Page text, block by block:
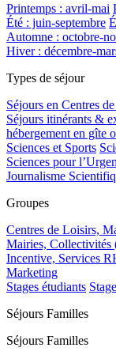
Printemps : avril-mai
Été : juin-septembre
Automne : octobre-
Hiver : décembre-
Types de séjour
Séjours en Centres
Séjours itinérants &
hébergement en gîte
Sciences et Sports
Sciences pour
Journalisme
Groupes
Centres de Loisirs,
Mairies, Collectivités
Incentive, Services
Marketing
Stages étudiants
Séjours Familles
Séjours Familles